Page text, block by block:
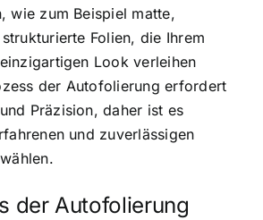
wie zum Beispiel matte,
Folien, die Ihrem
Look verleihen
der Autofolierung erfordert
Präzision, daher ist es
und zuverlässigen
der Autofolierung